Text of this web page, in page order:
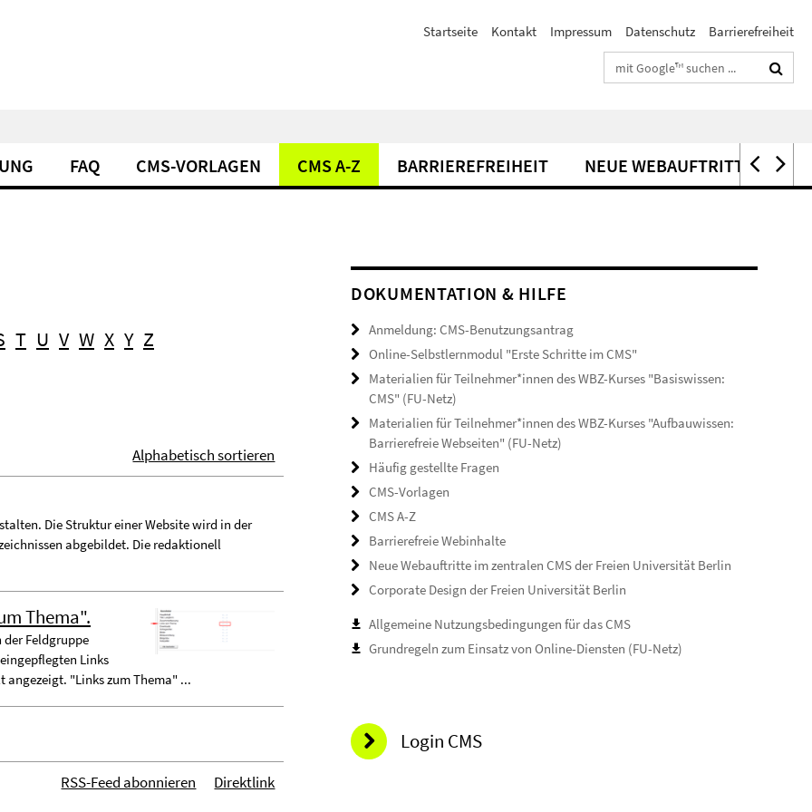
Startseite Kontakt Impressum Datenschutz
Barrierefreiheit
Suchbegriffe
FAQ CMS-VORLAGEN CMS A-Z BARRIEREFREIHEIT NEUE WEBAUFTRITTE
T U V W X Y Z
Alphabetisch sortieren
Die Struktur einer Website wird in der
abgebildet. Die redaktionell
Thema".
der Feldgruppe
Links
"Links zum Thema" ...
Direktlink
RSS-Feed abonnieren
DOKUMENTATION & HILFE
Anmeldung: CMS-Benutzungsantrag
Online-Selbstlernmodul "Erste Schritte im CMS"
Materialien für Teilnehmer*innen des WBZ-Kurses "Basiswissen:
CMS" (FU-Netz)
Materialien für Teilnehmer*innen des WBZ-Kurses "Aufbauwissen:
Barrierefreie Webseiten" (FU-Netz)
Häufig gestellte Fragen
CMS-Vorlagen
CMS A-Z
Barrierefreie Webinhalte
Neue Webauftritte im zentralen CMS der Freien Universität Berlin
Corporate Design der Freien Universität Berlin
Allgemeine Nutzungsbedingungen für das CMS
Grundregeln zum Einsatz von Online-Diensten (FU-Netz)
Login CMS